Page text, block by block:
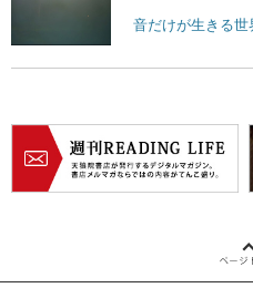
音だけが生きる世